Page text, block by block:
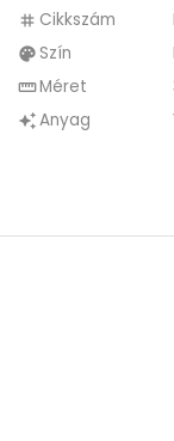
tag Cikkszám
palette Szín
straightenMéret
auto_awesomeAnyag